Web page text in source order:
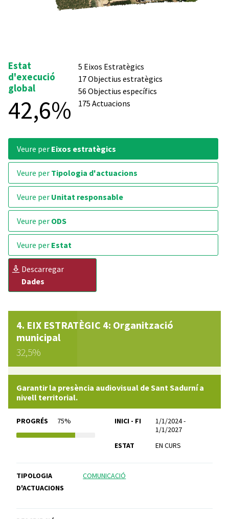
Estat
d'execució
global
42,6%
5 Eixos Estratègics
17 Objectius estratègics
56 Objectius específics
175 Actuacions
veure per Eixos estratègics
veure per Tipologia d'actuacions
veure per Unitat responsable
veure per ODS
veure per Estat
descarregar
Dades
EIX ESTRATÈGIC 4: Organització
municipal
32,5%
Garantir la presència audiovisual de Sant Sadurní a
nivell territorial.
PROGRÉS 75% INICI - FI
1/1/2024 -
1/1/2027
ESTAT
EN CURS
TIPOLOGIA
D'ACTUACIONS
COMUNICACIÓ